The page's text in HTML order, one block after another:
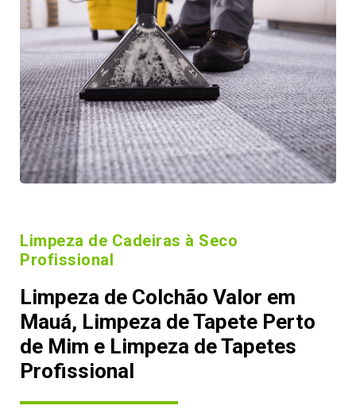
Limpeza de Cadeiras à Seco
Profissional
Limpeza de Colchão Valor em
Mauá, Limpeza de Tapete Perto
de Mim e Limpeza de Tapetes
Profissional